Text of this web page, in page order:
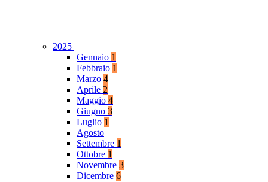
2025
Gennaio 1
Febbraio 1
Marzo 4
Aprile 2
Maggio 4
Giugno 3
Luglio 1
Agosto
Settembre 1
Ottobre 1
Novembre 3
Dicembre 6